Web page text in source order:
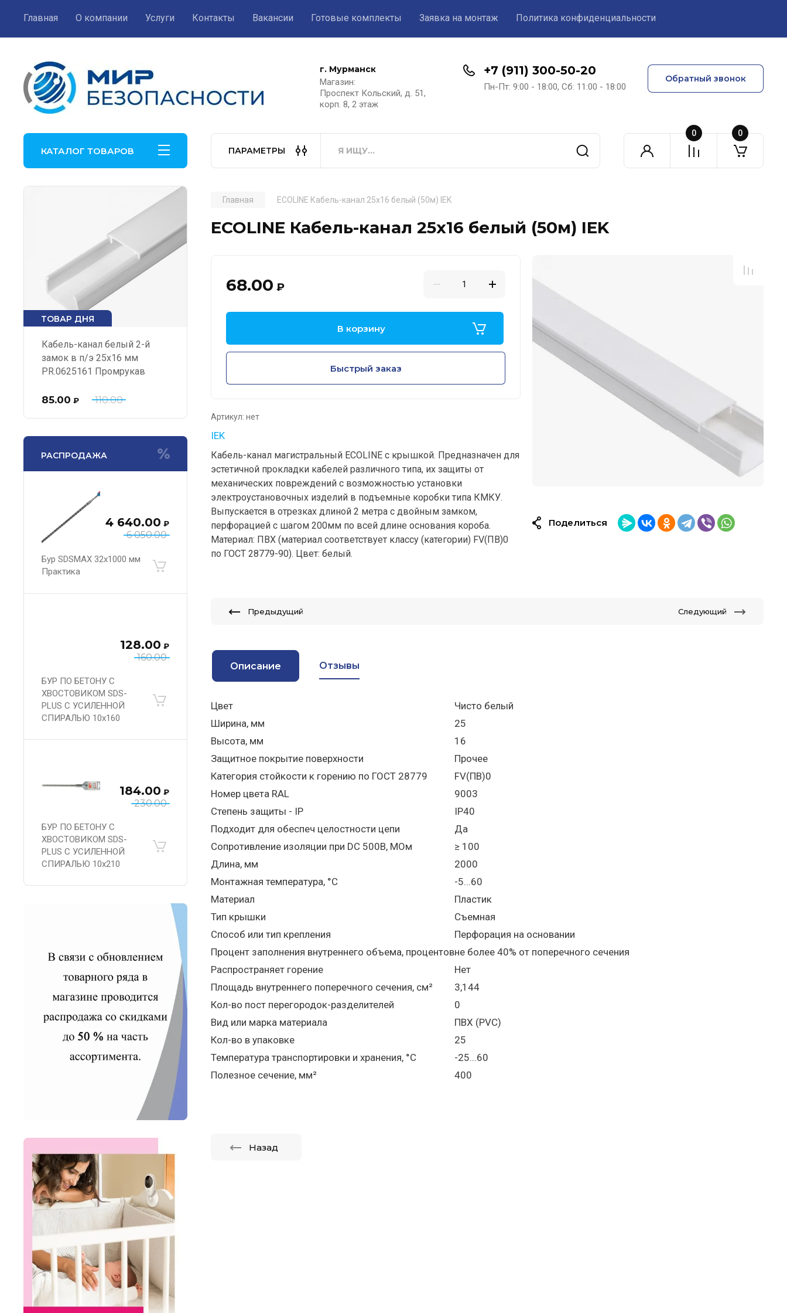
Главная О компании Услуги Контакты Вакансии Готовые комплекты Заявка на монтаж Политика конфиденциальности
г. Мурманск
Магазин:​
Проспект Кольский, д. 51,
корп. 8, 2 этаж
+7 (911) 300-50-20
Пн-Пт: 9:00 - 18:00, Сб: 11:00 - 18:00
Обратный звонок
КАТАЛОГ ТОВАРОВ ПАРАМЕТРЫ
0 0
ТОВАР ДНЯ
Кабель-канал белый 2-й
замок в п/э 25х16 мм
PR.0625161 Промрукав
110.00
85.00 ₽
РАСПРОДАЖА
6 050.00
4 640.00 ₽
Бур SDSMAX 32х1000 мм
Практика
160.00
128.00 ₽
БУР ПО БЕТОНУ С
ХВОСТОВИКОМ SDS-
PLUS С УСИЛЕННОЙ
СПИРАЛЬЮ 10х160
230.00
184.00 ₽
БУР ПО БЕТОНУ С
ХВОСТОВИКОМ SDS-
PLUS С УСИЛЕННОЙ
СПИРАЛЬЮ 10х210
Главная ECOLINE Кабель-канал 25х16 белый (50м) IEK
ECOLINE Кабель-канал 25х16 белый (50м) IEK
68.00 ₽
В корзину
Быстрый заказ
Артикул: нет
IEK
Кабель-канал магистральный ECOLINE с крышкой. Предназначен для
эстетичной прокладки кабелей различного типа, их защиты от
механических повреждений с возможностью установки
электроустановочных изделий в подъемные коробки типа КМКУ.
Выпускается в отрезках длиной 2 метра с двойным замком,
перфорацией с шагом 200мм по всей длине основания короба.
Материал: ПВХ (материал соответствует классу (категории) FV(ПВ)0
по ГОСТ 28779-90). Цвет: белый.
Поделиться
Предыдущий Следующий
Описание Отзывы
Цвет
Чисто белый
Ширина, мм
25
Высота, мм
16
Защитное покрытие поверхности
Прочее
Категория стойкости к горению по ГОСТ 28779
FV(ПВ)0
Номер цвета RAL
9003
Степень защиты - IP
IP40
Подходит для обеспеч целостности цепи
Да
Сопротивление изоляции при DC 500В, МОм
≥ 100
Длина, мм
2000
Монтажная температура, °C
-5...60
Материал
Пластик
Тип крышки
Съемная
Способ или тип крепления
Перфорация на основании
Процент заполнения внутреннего объема, процентовне более 40% от поперечного сечения
Распространяет горение
Нет
Площадь внутреннего поперечного сечения, см²
3,144
Кол-во пост перегородок-разделителей
0
Вид или марка материала
ПВХ (PVC)
Кол-во в упаковке
25
Температура транспортировки и хранения, °C
-25...60
Полезное сечение, мм²
400
Назад